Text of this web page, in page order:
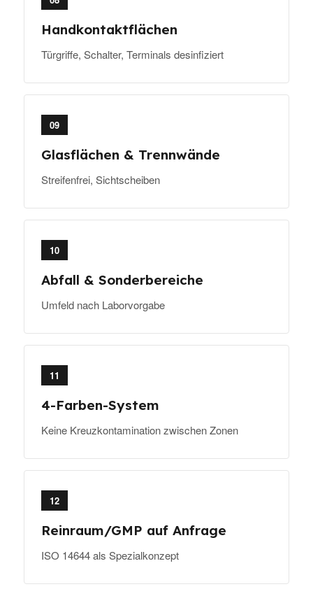
Handkontaktflächen
Türgriffe, Schalter, Terminals desinfiziert
09
Glasflächen & Trennwände
Streifenfrei, Sichtscheiben
10
Abfall & Sonderbereiche
Umfeld nach Laborvorgabe
11
4-Farben-System
Keine Kreuzkontamination zwischen Zonen
12
Reinraum/GMP auf Anfrage
ISO 14644 als Spezialkonzept